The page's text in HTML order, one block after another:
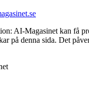
AI-Magasinet kan få
på denna sida. Det